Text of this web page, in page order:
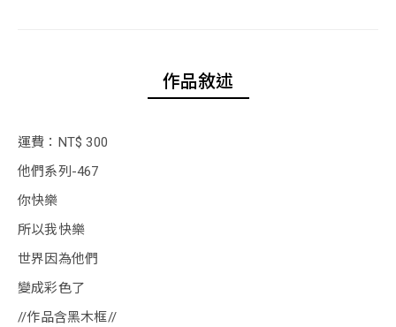
作品敘述
運費：NT$ 300
他們系列-467
你快樂
所以我快樂
世界因為他們
變成彩色了
//作品含黑木框//